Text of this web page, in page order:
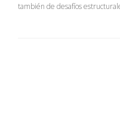
también de desafíos